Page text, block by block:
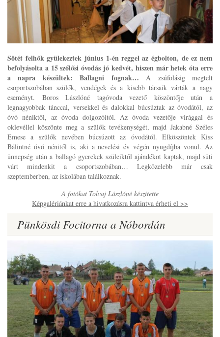
Sötét felhők gyülekeztek június 1-én reggel az égbolton, de ez nem
befolyásolta a 15 szőlősi óvodás jó kedvét, hiszen már hetek óta erre
a napra készültek: Ballagni fognak… A zsúfolásig megtelt
csoportszobában szülők, vendégek és a kisebb társaik várták a nagy
eseményt. Boros Lászlóné tagóvoda vezető köszöntője után a
legnagyobbak tánccal, versekkel és dalokkal búcsúztak az óvodától, az
óvó néniktől, az óvoda dolgozóitól. Az óvoda vezetője virággal és
oklevéllel köszönte meg a szülők tevékenységét, majd Jakabné Széles
Emese a szülők nevében búcsúzott az óvodától. Elköszöntek Kiss
Bálintné óvó nénitől is, aki a nevelési év végén nyugdíjba vonul. Az
ünnepség után a ballagó gyerekek szüleiktől ajándékot kaptak, majd süti
várt mindenkit a csoportszobában… Legközelebb már csak
szeptemberben, az iskolában találkoznak.
A fotókat Tolvaj Lászlóné készítette
Képgalériánkat erre a hivatkozásra kattintva érheti el >>
Pünkösdi Focitorna a Nóbordán